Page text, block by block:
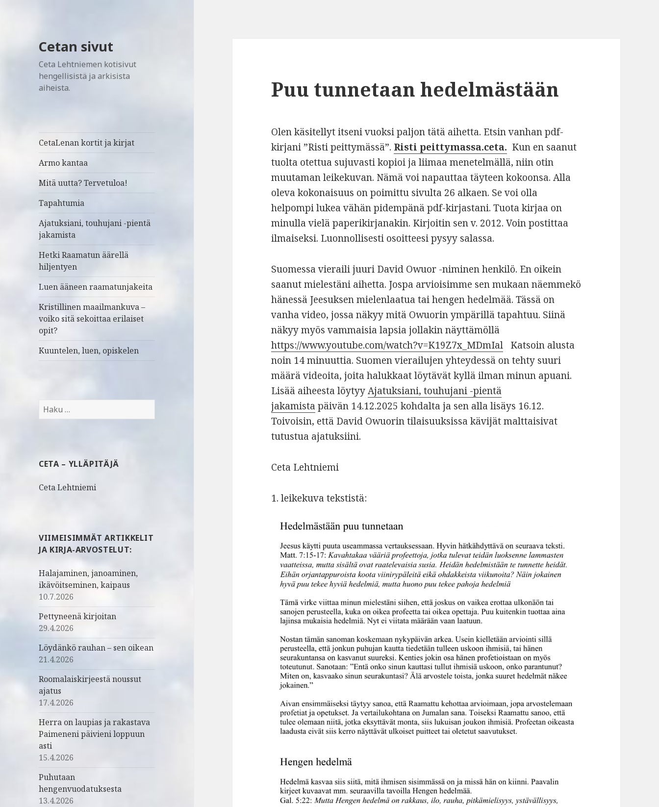
Cetan sivut
Ceta Lehtniemen kotisivut
hengellisistä ja arkisista
aiheista.
CetaLenan kortit ja kirjat
Armo kantaa
Mitä uutta? Tervetuloa!
Tapahtumia
Ajatuksiani, touhujani -pientä
jakamista
Hetki Raamatun äärellä
hiljentyen
Luen ääneen raamatunjakeita
Kristillinen maailmankuva –
voiko sitä sekoittaa erilaiset
opit?
Kuuntelen, luen, opiskelen
H
a
CETA – YLLÄPITÄJÄ
Ceta Lehtniemi
VIIMEISIMMÄT ARTIKKELIT
JA KIRJA-ARVOSTELUT:
Halajaminen, janoaminen,
ikävöitseminen, kaipaus
10.7.2026
Pettyneenä kirjoitan
29.4.2026
Löydänkö rauhan – sen oikean
21.4.2026
Roomalaiskirjeestä noussut
ajatus
17.4.2026
Herra on laupias ja rakastava
Paimeneni päivieni loppuun
asti
15.4.2026
Puhutaan
hengenvuodatuksesta
13.4.2026
Puu tunnetaan hedelmästään
Olen käsitellyt itseni vuoksi paljon tätä aihetta. Etsin vanhan pdf-
kirjani ”Risti peittymässä”. Risti peittymassa.ceta. Kun en saanut
tuolta otettua sujuvasti kopioi ja liimaa menetelmällä, niin otin
muutaman leikekuvan. Nämä voi napauttaa täyteen kokoonsa. Alla
oleva kokonaisuus on poimittu sivulta 26 alkaen. Se voi olla
helpompi lukea vähän pidempänä pdf-kirjastani. Tuota kirjaa on
minulla vielä paperikirjanakin. Kirjoitin sen v. 2012. Voin postittaa
ilmaiseksi. Luonnollisesti osoitteesi pysyy salassa.
Suomessa vieraili juuri David Owuor -niminen henkilö. En oikein
saanut mielestäni aihetta. Jospa arvioisimme sen mukaan näemmekö
hänessä Jeesuksen mielenlaatua tai hengen hedelmää. Tässä on
vanha video, jossa näkyy mitä Owuorin ympärillä tapahtuu. Siinä
näkyy myös vammaisia lapsia jollakin näyttämöllä
https://www.youtube.com/watch?v=K19Z7x_MDmIal Katsoin alusta
noin 14 minuuttia. Suomen vierailujen yhteydessä on tehty suuri
määrä videoita, joita halukkaat löytävät kyllä ilman minun apuani.
Lisää aiheesta löytyyAjatuksiani, touhujani -pientä
jakamista päivän 14.12.2025 kohdalta ja sen alla lisäys 16.12.
Toivoisin, että David Owuorin tilaisuuksissa kävijät malttaisivat
tutustua ajatuksiini.
Ceta Lehtniemi
1. leikekuva tekstistä: